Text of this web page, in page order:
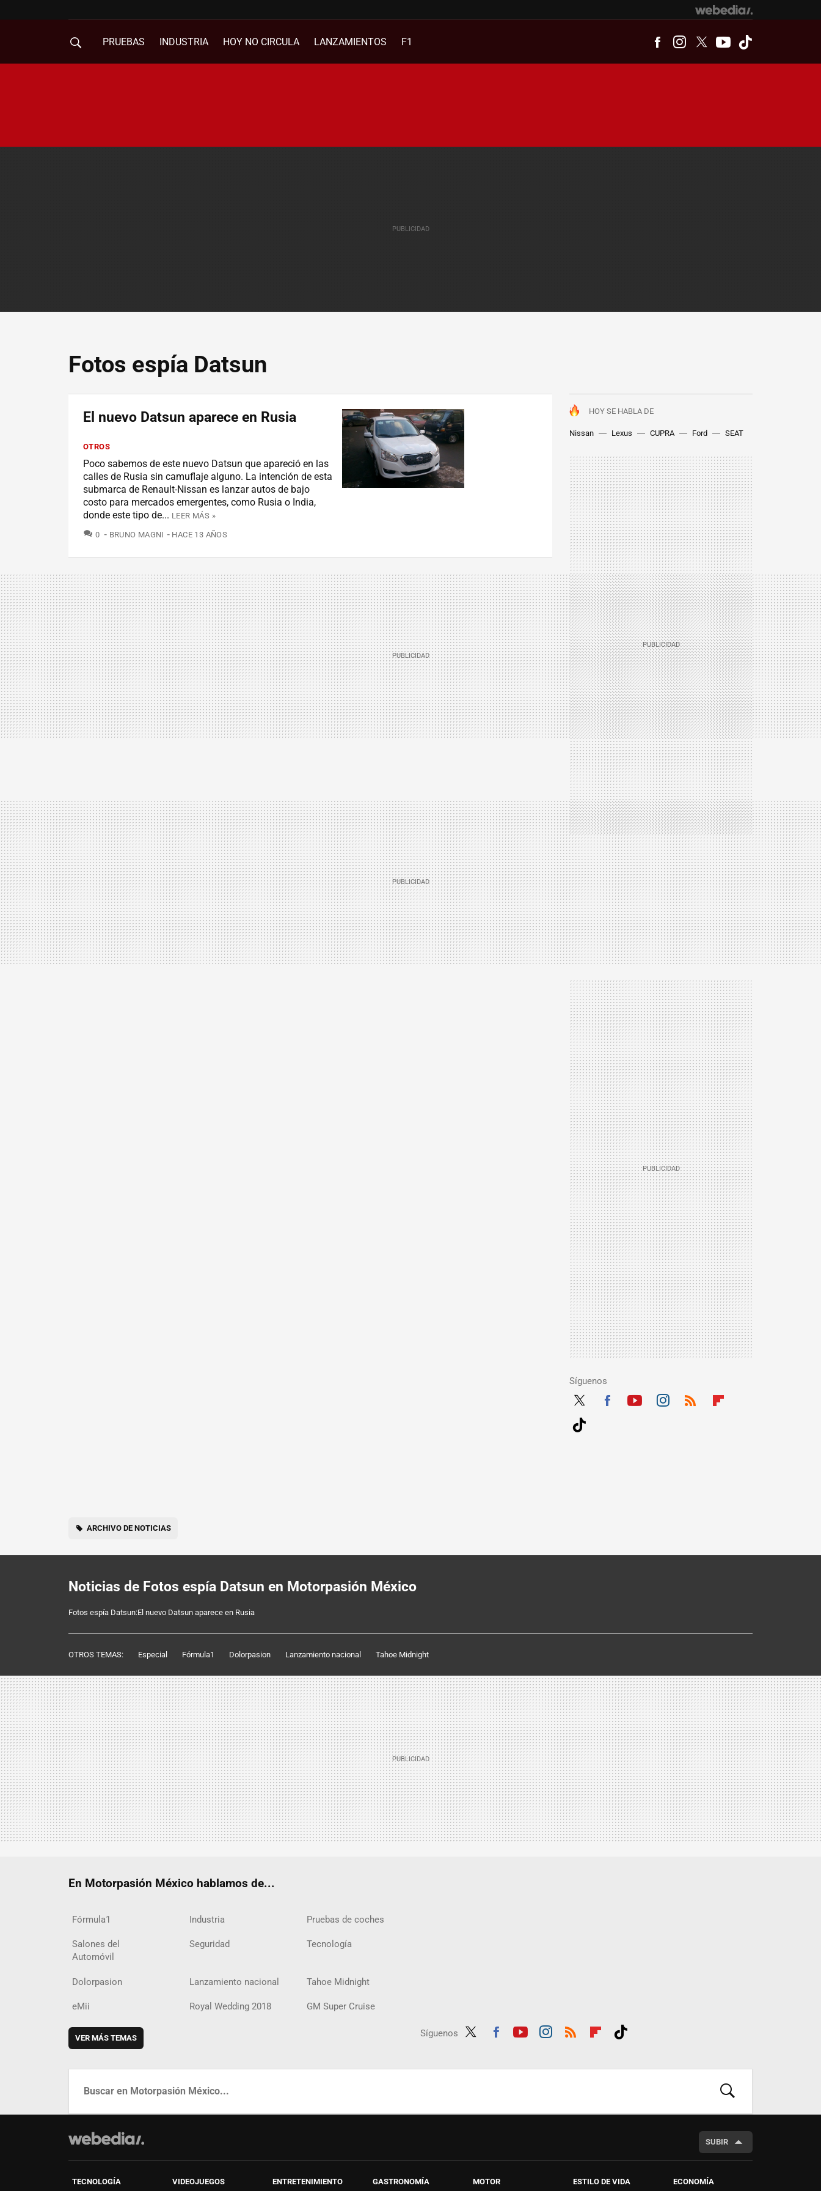
PRUEBAS INDUSTRIA HOY NO CIRCULA LANZAMIENTOS F1 FacebookInstagram
Twitter Youtube
Fotos espía Datsun
HOY SE HABLA DE
Nissan Lexus CUPRA Ford SEAT
El nuevo Datsun aparece en Rusia
OTROS
Poco sabemos de este nuevo Datsun que apareció en las
calles de Rusia sin camuflaje alguno. La intención de esta
submarca de Renault-Nissan es lanzar autos de bajo
costo para mercados emergentes, como Rusia o India,
donde este tipo de... LEER MÁS »
0 COMENTARIOS
BRUNO MAGNI HACE 13 AÑOS
Síguenos
Twit
ARCHIVO DE NOTICIAS
Noticias de Fotos espía Datsun en Motorpasión México
Fotos espía Datsun:El nuevo Datsun aparece en Rusia
OTROS TEMAS: Especial Fórmula1 Dolorpasion Lanzamiento nacional Tahoe Midnight
Síguenos
ter
ebo
ube
agra
boar
ok
En Motorpasión México hablamos de...
Fórmula1 Industria Pruebas de coches
Salones del
Automóvil
Seguridad Tecnología
Dolorpasion Lanzamiento nacional Tahoe Midnight
eMii Royal Wedding 2018 GM Super Cruise
VER MÁS TEMAS
BUSCAR
SUBIR
TECNOLOGÍA VIDEOJUEGOS ENTRETENIMIENTO GASTRONOMÍA MOTOR ESTILO DE VIDA ECONOMÍA